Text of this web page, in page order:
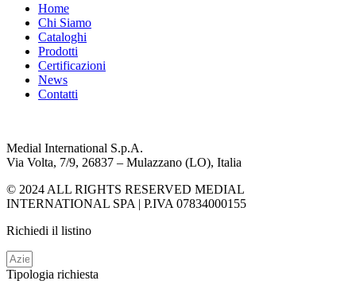
Home
Chi Siamo
Cataloghi
Prodotti
Certificazioni
News
Contatti
Medial International S.p.A.
Via Volta, 7/9, 26837 – Mulazzano (LO), Italia
© 2024 ALL RIGHTS RESERVED MEDIAL
INTERNATIONAL SPA | P.IVA 07834000155
Richiedi il listino
Tipologia richiesta